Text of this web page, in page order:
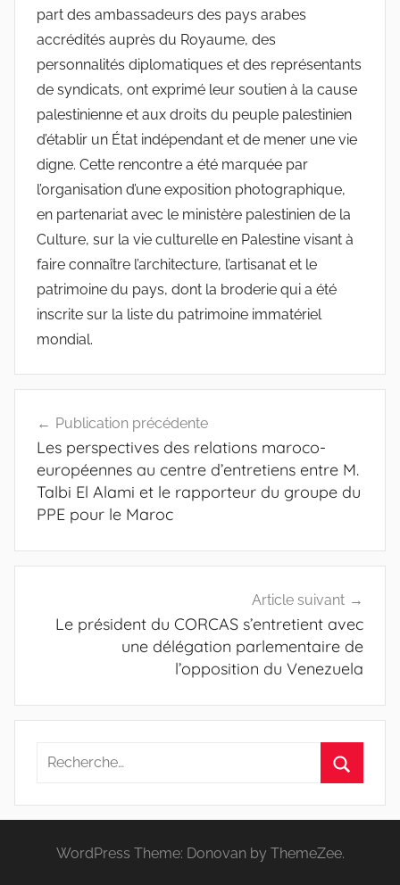
part des ambassadeurs des pays arabes
accrédités auprès du Royaume, des
personnalités diplomatiques et des représentants
de syndicats, ont exprimé leur soutien à la cause
palestinienne et aux droits du peuple palestinien
d’établir un État indépendant et de mener une vie
digne. Cette rencontre a été marquée par
l’organisation d’une exposition photographique,
en partenariat avec le ministère palestinien de la
Culture, sur la vie culturelle en Palestine visant à
faire connaître l’architecture, l’artisanat et le
patrimoine du pays, dont la broderie qui a été
inscrite sur la liste du patrimoine immatériel
mondial.
de
l’article
Publication précédente
Les perspectives des relations maroco-
européennes au centre d’entretiens entre M.
Talbi El Alami et le rapporteur du groupe du
PPE pour le Maroc
Article suivant
Le président du CORCAS s’entretient avec
une délégation parlementaire de
l’opposition du Venezuela
Recherche
:
WordPress Theme: Donovan by ThemeZee.